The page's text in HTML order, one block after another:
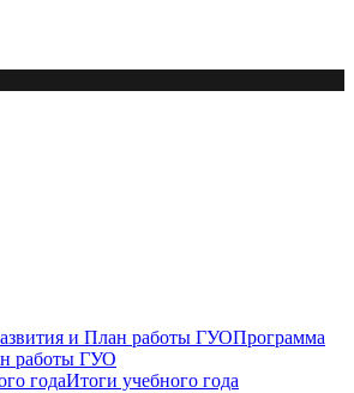
Программа
работы ГУО
Итоги учебного года